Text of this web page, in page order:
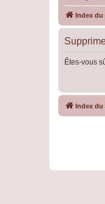
Index du
Êtes-vous
Index du